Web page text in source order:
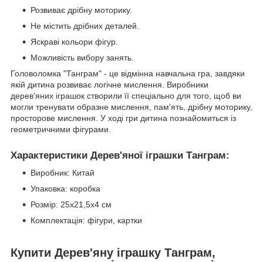
Розвиває дрібну моторику.
Не містить дрібних деталей.
Яскраві кольори фігур.
Можливість вибору занять.
Головоломка "Танграм" - це відмінна навчальна гра, завдяки
якій дитина розвиває логічне мислення. Виробники
дерев'яних іграшок створили її спеціально для того, щоб ви
могли тренувати образне мислення, пам'ять, дрібну моторику,
просторове мислення. У ході гри дитина познайомиться із
геометричними фігурами.
Характеристики Дерев'яної іграшки Танграм:
Виробник: Китай
Упаковка: коробка
Розмір: 25x21,5x4 см
Комплектація: фігури, картки
Купити Дерев'яну іграшку Танграм,